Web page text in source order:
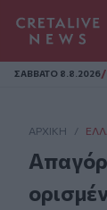
Homepage
ΣAΒΒΑΤΟ 8.8.2026/
ΑΡΧΙΚΗ /